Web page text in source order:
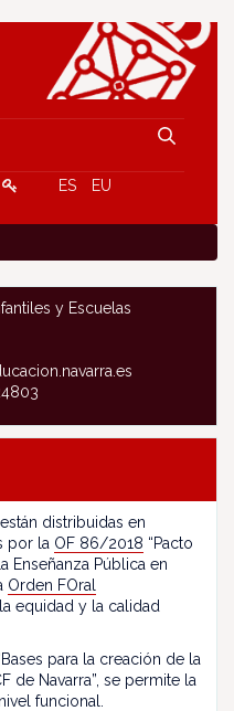
ES EU
y Escuelas
distribuidas en
por la OF 86/2018 “Pacto
Enseñanza Pública en
Orden FOral
equidad y la calidad
para la creación de la
de Navarra”, se permite la
funcional.